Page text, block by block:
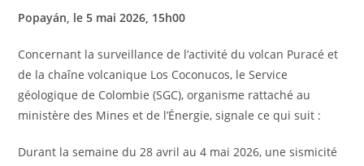
Popayán, le 5 mai 2026, 15h00
Concernant la surveillance de l’activité du volcan Puracé et
de la chaîne volcanique Los Coconucos, le Service
géologique de Colombie (SGC), organisme rattaché au
ministère des Mines et de l’Énergie, signale ce qui suit :
Durant la semaine du 28 avril au 4 mai 2026, une sismicité